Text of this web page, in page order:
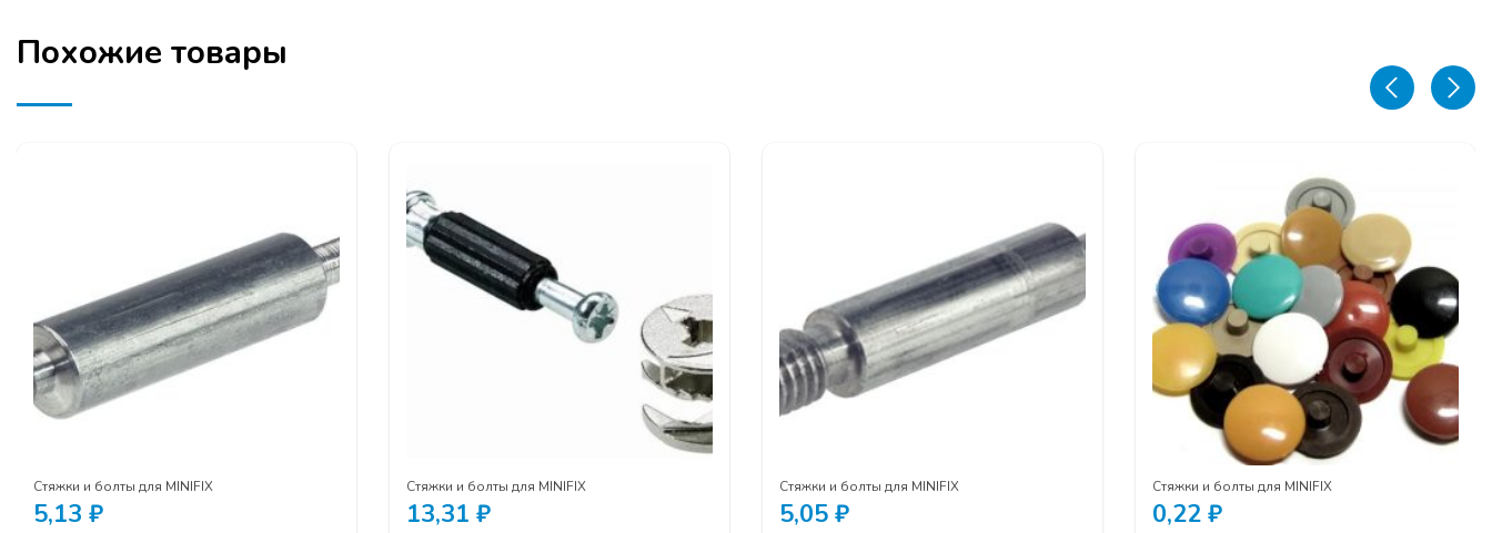
Похожие товары
Стяжки и болты для MINIFIX
5,13 ₽
Стяжки и болты для MINIFIX
13,31 ₽
Стяжки и болты для MINIFIX
5,05 ₽
Стяжки и болты для MINIFIX
0,22 ₽